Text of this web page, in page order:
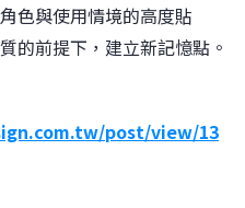
色與使用情境的高度貼
的前提下，建立新記憶點。
post/view/13